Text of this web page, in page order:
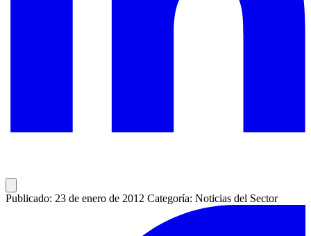
Publicado: 23 de enero de 2012 Categoría: Noticias del Sector